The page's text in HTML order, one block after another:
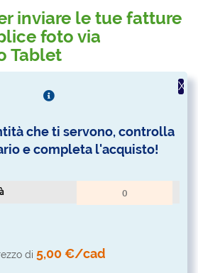
inviare le tue fatture
foto via
Tablet
X
che ti servono, controlla
e completa l'acquisto!
di 5,00 €/cad